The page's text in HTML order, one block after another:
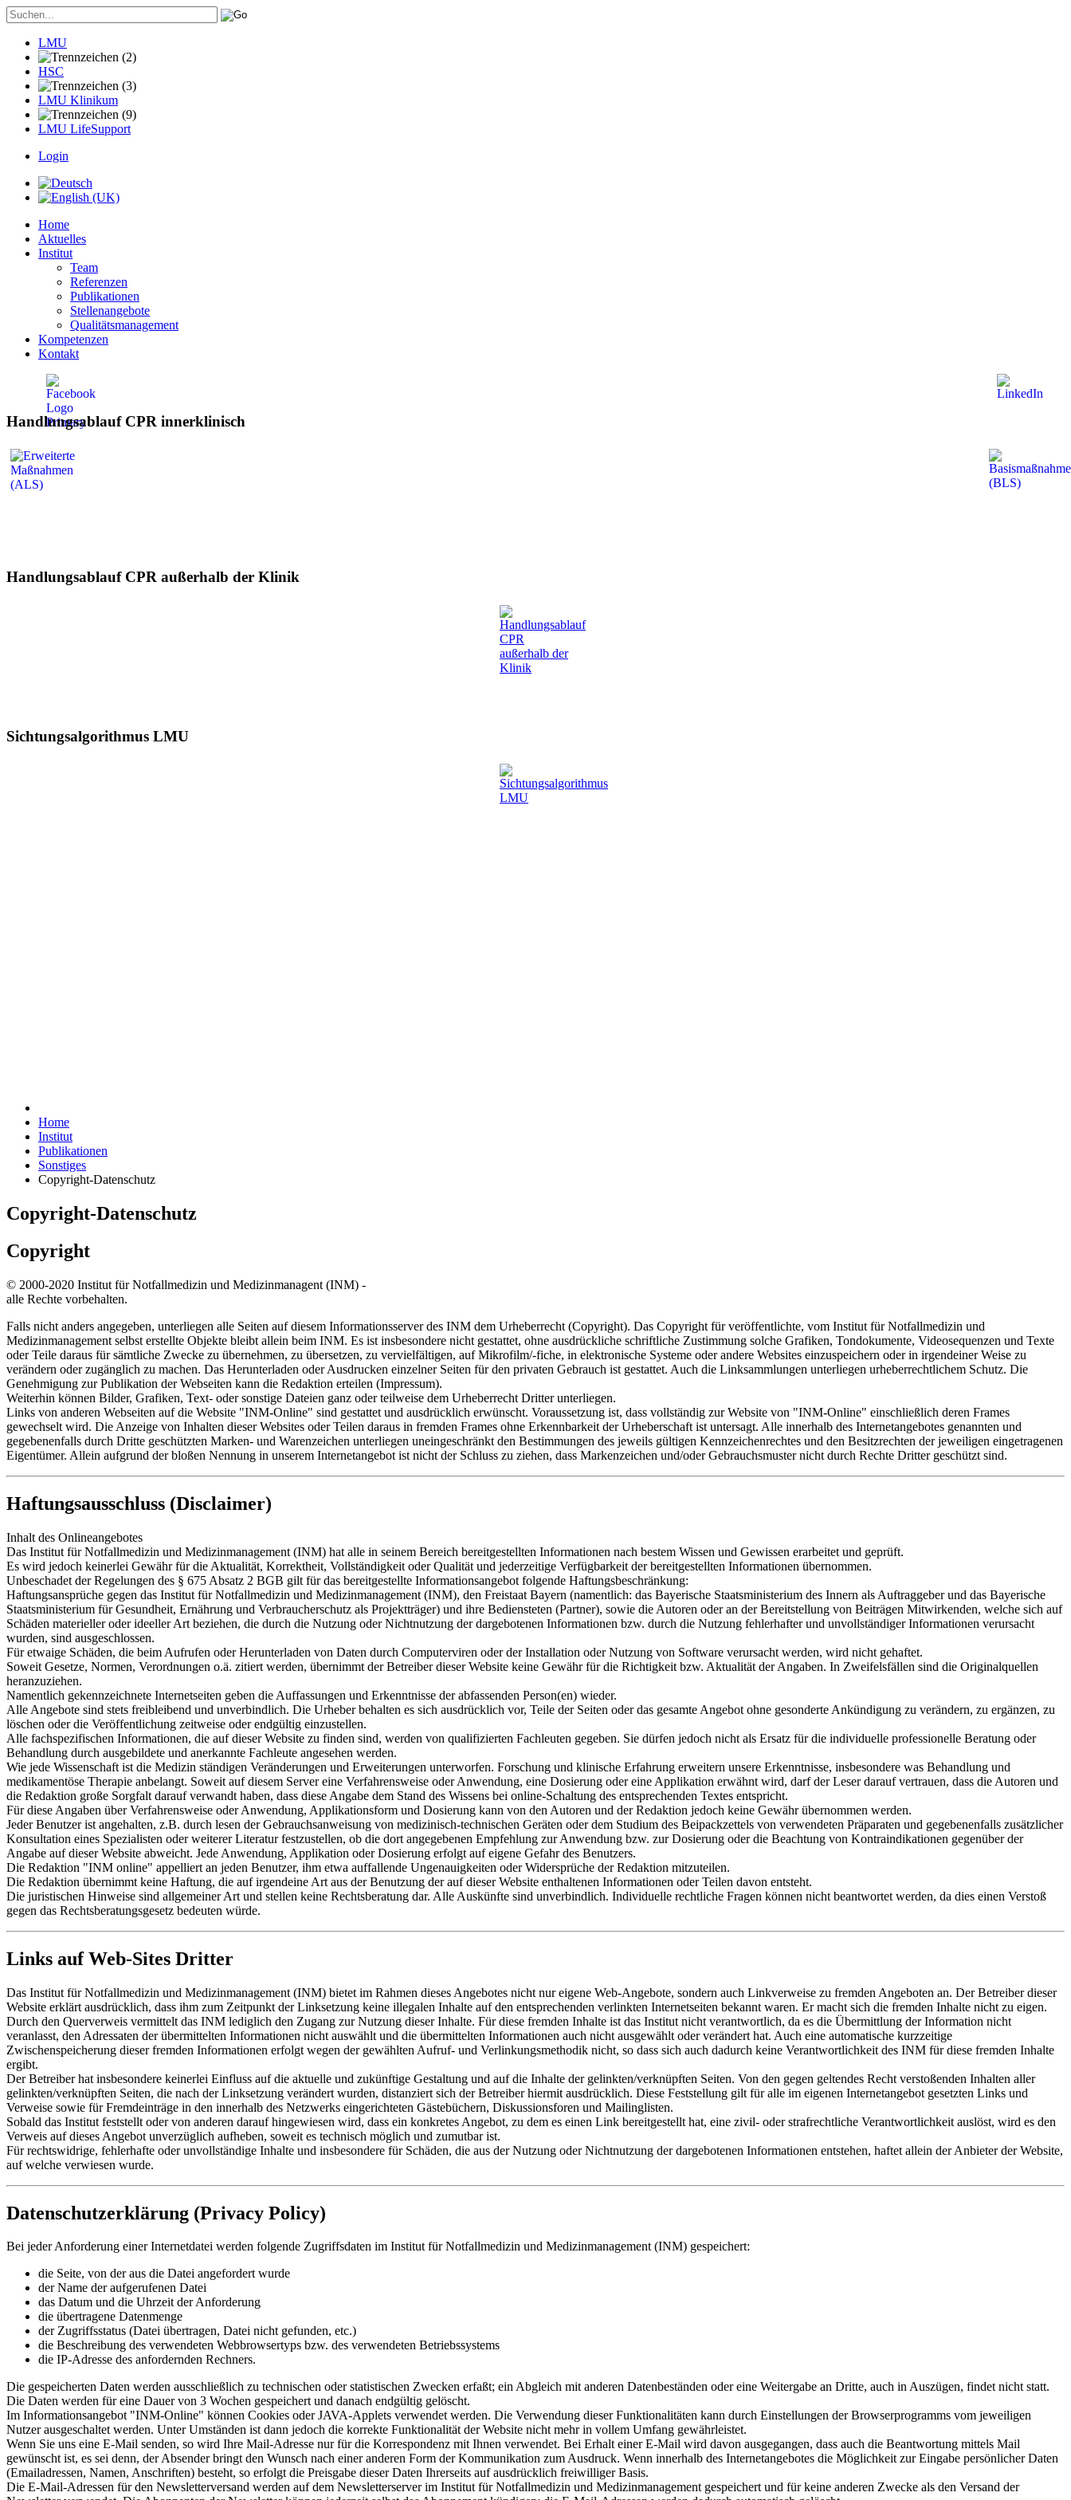
LMU
HSC
LMU Klinikum
LMU LifeSupport
Login
Home
Aktuelles
Institut
Team
Referenzen
Publikationen
Stellenangebote
Qualitätsmanagement
Kompetenzen
Kontakt
Handlungsablauf CPR innerklinisch
Handlungsablauf CPR außerhalb der Klinik
Sichtungsalgorithmus LMU
Home
Institut
Publikationen
Sonstiges
Copyright-Datenschutz
Copyright-Datenschutz
Copyright
© 2000-2020 Institut für Notfallmedizin und Medizinmanagent (INM) -
alle Rechte vorbehalten.
Falls nicht anders angegeben, unterliegen alle Seiten auf diesem Informationsserver des INM dem Urheberrecht (Copyright). Das Copyright für veröffentlichte, vom Institut für Notfallmedizin und
Medizinmanagement selbst erstellte Objekte bleibt allein beim INM. Es ist insbesondere nicht gestattet, ohne ausdrückliche schriftliche Zustimmung solche Grafiken, Tondokumente, Videosequenzen und Texte
oder Teile daraus für sämtliche Zwecke zu übernehmen, zu übersetzen, zu vervielfältigen, auf Mikrofilm/-fiche, in elektronische Systeme oder andere Websites einzuspeichern oder in irgendeiner Weise zu
verändern oder zugänglich zu machen. Das Herunterladen oder Ausdrucken einzelner Seiten für den privaten Gebrauch ist gestattet. Auch die Linksammlungen unterliegen urheberrechtlichem Schutz. Die
Genehmigung zur Publikation der Webseiten kann die Redaktion erteilen (Impressum).
Weiterhin können Bilder, Grafiken, Text- oder sonstige Dateien ganz oder teilweise dem Urheberrecht Dritter unterliegen.
Links von anderen Webseiten auf die Website "INM-Online" sind gestattet und ausdrücklich erwünscht. Voraussetzung ist, dass vollständig zur Website von "INM-Online" einschließlich deren Frames
gewechselt wird. Die Anzeige von Inhalten dieser Websites oder Teilen daraus in fremden Frames ohne Erkennbarkeit der Urheberschaft ist untersagt. Alle innerhalb des Internetangebotes genannten und
gegebenenfalls durch Dritte geschützten Marken- und Warenzeichen unterliegen uneingeschränkt den Bestimmungen des jeweils gültigen Kennzeichenrechtes und den Besitzrechten der jeweiligen eingetragenen
Eigentümer. Allein aufgrund der bloßen Nennung in unserem Internetangebot ist nicht der Schluss zu ziehen, dass Markenzeichen und/oder Gebrauchsmuster nicht durch Rechte Dritter geschützt sind.
Haftungsausschluss (Disclaimer)
Inhalt des Onlineangebotes
Das Institut für Notfallmedizin und Medizinmanagement (INM) hat alle in seinem Bereich bereitgestellten Informationen nach bestem Wissen und Gewissen erarbeitet und geprüft.
Es wird jedoch keinerlei Gewähr für die Aktualität, Korrektheit, Vollständigkeit oder Qualität und jederzeitige Verfügbarkeit der bereitgestellten Informationen übernommen.
Unbeschadet der Regelungen des § 675 Absatz 2 BGB gilt für das bereitgestellte Informationsangebot folgende Haftungsbeschränkung:
Haftungsansprüche gegen das Institut für Notfallmedizin und Medizinmanagement (INM), den Freistaat Bayern (namentlich: das Bayerische Staatsministerium des Innern als Auftraggeber und das Bayerische
Staatsministerium für Gesundheit, Ernährung und Verbraucherschutz als Projektträger) und ihre Bediensteten (Partner), sowie die Autoren oder an der Bereitstellung von Beiträgen Mitwirkenden, welche sich auf
Schäden materieller oder ideeller Art beziehen, die durch die Nutzung oder Nichtnutzung der dargebotenen Informationen bzw. durch die Nutzung fehlerhafter und unvollständiger Informationen verursacht
wurden, sind ausgeschlossen.
Für etwaige Schäden, die beim Aufrufen oder Herunterladen von Daten durch Computerviren oder der Installation oder Nutzung von Software verursacht werden, wird nicht gehaftet.
Soweit Gesetze, Normen, Verordnungen o.ä. zitiert werden, übernimmt der Betreiber dieser Website keine Gewähr für die Richtigkeit bzw. Aktualität der Angaben. In Zweifelsfällen sind die Originalquellen
heranzuziehen.
Namentlich gekennzeichnete Internetseiten geben die Auffassungen und Erkenntnisse der abfassenden Person(en) wieder.
Alle Angebote sind stets freibleibend und unverbindlich. Die Urheber behalten es sich ausdrücklich vor, Teile der Seiten oder das gesamte Angebot ohne gesonderte Ankündigung zu verändern, zu ergänzen, zu
löschen oder die Veröffentlichung zeitweise oder endgültig einzustellen.
Alle fachspezifischen Informationen, die auf dieser Website zu finden sind, werden von qualifizierten Fachleuten gegeben. Sie dürfen jedoch nicht als Ersatz für die individuelle professionelle Beratung oder
Behandlung durch ausgebildete und anerkannte Fachleute angesehen werden.
Wie jede Wissenschaft ist die Medizin ständigen Veränderungen und Erweiterungen unterworfen. Forschung und klinische Erfahrung erweitern unsere Erkenntnisse, insbesondere was Behandlung und
medikamentöse Therapie anbelangt. Soweit auf diesem Server eine Verfahrensweise oder Anwendung, eine Dosierung oder eine Applikation erwähnt wird, darf der Leser darauf vertrauen, dass die Autoren und
die Redaktion große Sorgfalt darauf verwandt haben, dass diese Angabe dem Stand des Wissens bei online-Schaltung des entsprechenden Textes entspricht.
Für diese Angaben über Verfahrensweise oder Anwendung, Applikationsform und Dosierung kann von den Autoren und der Redaktion jedoch keine Gewähr übernommen werden.
Jeder Benutzer ist angehalten, z.B. durch lesen der Gebrauchsanweisung von medizinisch-technischen Geräten oder dem Studium des Beipackzettels von verwendeten Präparaten und gegebenenfalls zusätzlicher
Konsultation eines Spezialisten oder weiterer Literatur festzustellen, ob die dort angegebenen Empfehlung zur Anwendung bzw. zur Dosierung oder die Beachtung von Kontraindikationen gegenüber der
Angabe auf dieser Website abweicht. Jede Anwendung, Applikation oder Dosierung erfolgt auf eigene Gefahr des Benutzers.
Die Redaktion "INM online" appelliert an jeden Benutzer, ihm etwa auffallende Ungenauigkeiten oder Widersprüche der Redaktion mitzuteilen.
Die Redaktion übernimmt keine Haftung, die auf irgendeine Art aus der Benutzung der auf dieser Website enthaltenen Informationen oder Teilen davon entsteht.
Die juristischen Hinweise sind allgemeiner Art und stellen keine Rechtsberatung dar. Alle Auskünfte sind unverbindlich. Individuelle rechtliche Fragen können nicht beantwortet werden, da dies einen Verstoß
gegen das Rechtsberatungsgesetz bedeuten würde.
Links auf Web-Sites Dritter
Das Institut für Notfallmedizin und Medizinmanagement (INM) bietet im Rahmen dieses Angebotes nicht nur eigene Web-Angebote, sondern auch Linkverweise zu fremden Angeboten an. Der Betreiber dieser
Website erklärt ausdrücklich, dass ihm zum Zeitpunkt der Linksetzung keine illegalen Inhalte auf den entsprechenden verlinkten Internetseiten bekannt waren. Er macht sich die fremden Inhalte nicht zu eigen.
Durch den Querverweis vermittelt das INM lediglich den Zugang zur Nutzung dieser Inhalte. Für diese fremden Inhalte ist das Institut nicht verantwortlich, da es die Übermittlung der Information nicht
veranlasst, den Adressaten der übermittelten Informationen nicht auswählt und die übermittelten Informationen auch nicht ausgewählt oder verändert hat. Auch eine automatische kurzzeitige
Zwischenspeicherung dieser fremden Informationen erfolgt wegen der gewählten Aufruf- und Verlinkungsmethodik nicht, so dass sich auch dadurch keine Verantwortlichkeit des INM für diese fremden Inhalte
ergibt.
Der Betreiber hat insbesondere keinerlei Einfluss auf die aktuelle und zukünftige Gestaltung und auf die Inhalte der gelinkten/verknüpften Seiten. Von den gegen geltendes Recht verstoßenden Inhalten aller
gelinkten/verknüpften Seiten, die nach der Linksetzung verändert wurden, distanziert sich der Betreiber hiermit ausdrücklich. Diese Feststellung gilt für alle im eigenen Internetangebot gesetzten Links und
Verweise sowie für Fremdeinträge in den innerhalb des Netzwerks eingerichteten Gästebüchern, Diskussionsforen und Mailinglisten.
Sobald das Institut feststellt oder von anderen darauf hingewiesen wird, dass ein konkretes Angebot, zu dem es einen Link bereitgestellt hat, eine zivil- oder strafrechtliche Verantwortlichkeit auslöst, wird es den
Verweis auf dieses Angebot unverzüglich aufheben, soweit es technisch möglich und zumutbar ist.
Für rechtswidrige, fehlerhafte oder unvollständige Inhalte und insbesondere für Schäden, die aus der Nutzung oder Nichtnutzung der dargebotenen Informationen entstehen, haftet allein der Anbieter der Website,
auf welche verwiesen wurde.
Datenschutzerklärung (Privacy Policy)
Bei jeder Anforderung einer Internetdatei werden folgende Zugriffsdaten im Institut für Notfallmedizin und Medizinmanagement (INM) gespeichert:
die Seite, von der aus die Datei angefordert wurde
der Name der aufgerufenen Datei
das Datum und die Uhrzeit der Anforderung
die übertragene Datenmenge
der Zugriffsstatus (Datei übertragen, Datei nicht gefunden, etc.)
die Beschreibung des verwendeten Webbrowsertyps bzw. des verwendeten Betriebssystems
die IP-Adresse des anfordernden Rechners.
Die gespeicherten Daten werden ausschließlich zu technischen oder statistischen Zwecken erfaßt; ein Abgleich mit anderen Datenbeständen oder eine Weitergabe an Dritte, auch in Auszügen, findet nicht statt.
Die Daten werden für eine Dauer von 3 Wochen gespeichert und danach endgültig gelöscht.
Im Informationsangebot "INM-Online" können Cookies oder JAVA-Applets verwendet werden. Die Verwendung dieser Funktionalitäten kann durch Einstellungen der Browserprogramms vom jeweiligen
Nutzer ausgeschaltet werden. Unter Umständen ist dann jedoch die korrekte Funktionalität der Website nicht mehr in vollem Umfang gewährleistet.
Wenn Sie uns eine E-Mail senden, so wird Ihre Mail-Adresse nur für die Korrespondenz mit Ihnen verwendet. Bei Erhalt einer E-Mail wird davon ausgegangen, dass auch die Beantwortung mittels Mail
gewünscht ist, es sei denn, der Absender bringt den Wunsch nach einer anderen Form der Kommunikation zum Ausdruck. Wenn innerhalb des Internetangebotes die Möglichkeit zur Eingabe persönlicher Daten
(Emailadressen, Namen, Anschriften) besteht, so erfolgt die Preisgabe dieser Daten Ihrerseits auf ausdrücklich freiwilliger Basis.
Die E-Mail-Adressen für den Newsletterversand werden auf dem Newsletterserver im Institut für Notfallmedizin und Medizinmanagement gespeichert und für keine anderen Zwecke als den Versand der